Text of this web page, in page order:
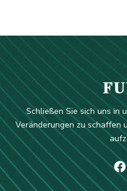
Schließen Sie sich uns in
Veränderungen zu schaffen